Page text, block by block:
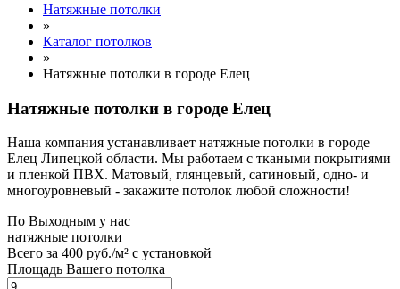
Натяжные потолки
»
Каталог потолков
»
Натяжные потолки в городе Елец
Натяжные потолки в городе Елец
Наша компания устанавливает натяжные потолки в городе
Елец Липецкой области. Мы работаем с ткаными покрытиями
и пленкой ПВХ. Матовый, глянцевый, сатиновый, одно- и
многоуровневый - закажите потолок любой сложности!
По Выходным у нас
натяжные потолки
Всего за 400 руб./м² с установкой
Площадь Вашего потолка